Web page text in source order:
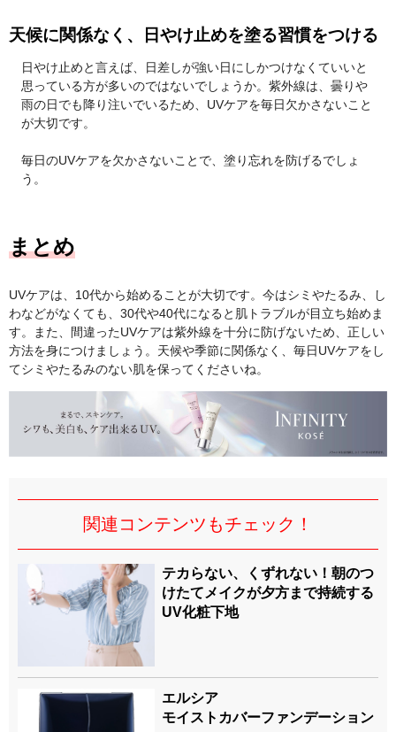
天候に関係なく、日やけ止めを塗る習慣をつける
日やけ止めと言えば、日差しが強い日にしかつけなくていいと
思っている方が多いのではないでしょうか。紫外線は、曇りや
雨の日でも降り注いでいるため、UVケアを毎日欠かさないこと
が大切です。
毎日のUVケアを欠かさないことで、塗り忘れを防げるでしょ
う。
まとめ
UVケアは、10代から始めることが大切です。今はシミやたるみ、し
わなどがなくても、30代や40代になると肌トラブルが目立ち始めま
す。また、間違ったUVケアは紫外線を十分に防げないため、正しい
方法を身につけましょう。天候や季節に関係なく、毎日UVケアをし
てシミやたるみのない肌を保ってくださいね。
関連コンテンツもチェック！
テカらない、くずれない！朝のつ
けたてメイクが夕方まで持続する
UV化粧下地
エルシア
モイストカバーファンデーション